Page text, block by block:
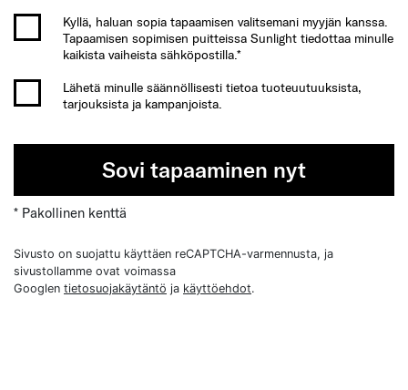
Kyllä, haluan sopia tapaamisen valitsemani myyjän kanssa.
Tapaamisen sopimisen puitteissa Sunlight tiedottaa minulle
kaikista vaiheista sähköpostilla.*
Lähetä minulle säännöllisesti tietoa tuoteuutuuksista,
tarjouksista ja kampanjoista.
Sovi tapaaminen nyt
* Pakollinen kenttä
Sivusto on suojattu käyttäen reCAPTCHA-varmennusta, ja
sivustollamme ovat voimassa
Googlen tietosuojakäytäntö ja käyttöehdot.